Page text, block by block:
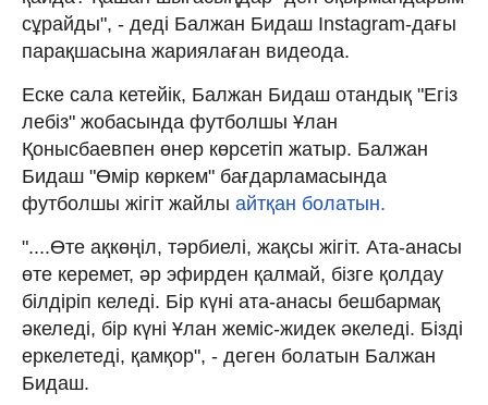
сұрайды", - деді Балжан Бидаш Instagram-дағы
парақшасына жариялаған видеода.
Еске сала кетейік, Балжан Бидаш отандық "Егіз
лебіз" жобасында футболшы Ұлан
Қонысбаевпен өнер көрсетіп жатыр. Балжан
Бидаш "Өмір көркем" бағдарламасында
футболшы жігіт жайлы айтқан болатын.
"....Өте ақкөңіл, тәрбиелі, жақсы жігіт. Ата-анасы
өте керемет, әр эфирден қалмай, бізге қолдау
білдіріп келеді. Бір күні ата-анасы бешбармақ
әкеледі, бір күні Ұлан жеміс-жидек әкеледі. Бізді
еркелетеді, қамқор", - деген болатын Балжан
Бидаш.